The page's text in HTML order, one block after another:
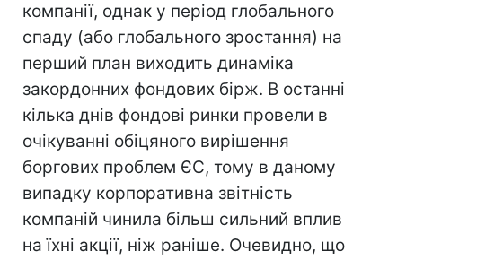
компанії, однак у період глобального
спаду (або глобального зростання) на
перший план виходить динаміка
закордонних фондових бірж. В останні
кілька днів фондові ринки провели в
очікуванні обіцяного вирішення
боргових проблем ЄС, тому в даному
випадку корпоративна звітність
компаній чинила більш сильний вплив
на їхні акції, ніж раніше. Очевидно, що